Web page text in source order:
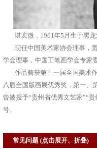
谌宏微，1961年5月生于黑龙
现任中国美术家协会理事，贵
学会理事，中国工笔画学会专家
作品曾获第十一届全国美术作
八届全国版画展优秀奖，第一、
曾被授予“贵州省优秀文艺家”“
号。
常见问题 (点击展开、折叠)